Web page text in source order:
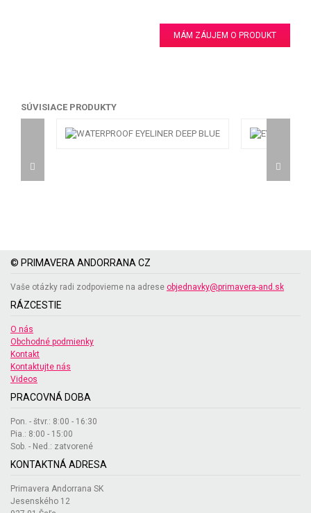
MÁM ZÁUJEM O PRODUKT
SÚVISIACE PRODUKTY
© PRIMAVERA ANDORRANA CZ
Vaše otázky radi zodpovieme na adrese objednavky@primavera-and.sk
RÁZCESTIE
O nás
Obchodné podmienky
Kontakt
Kontaktujte nás
Videos
PRACOVNÁ DOBA
Pon. - štvr.: 8:00 - 16:30
Pia.: 8:00 - 15:00
Sob. - Ned.: zatvorené
KONTAKTNÁ ADRESA
Primavera Andorrana SK
Jesenského 12